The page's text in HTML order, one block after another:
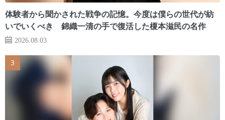
体験者から聞かされた戦争の記憶。今度は僕らの世代が紡
いでいくべき 錦織一清の手で復活した榎本滋民の名作
2026.08.03